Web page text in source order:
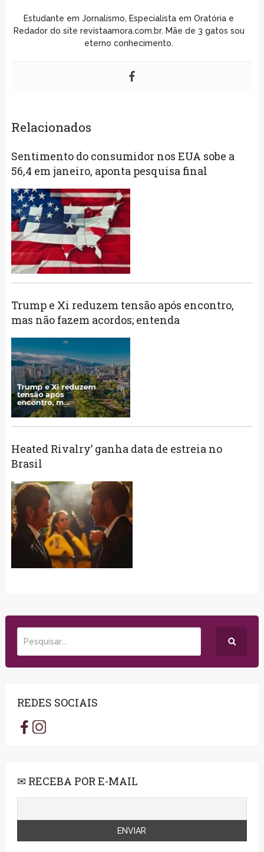
Estudante em Jornalismo, Especialista em Oratória e
Redador do site revistaamora.com.br. Mãe de 3 gatos sou
eterno conhecimento.
Relacionados
Sentimento do consumidor nos EUA sobe a
56,4 em janeiro, aponta pesquisa final
Trump e Xi reduzem tensão após encontro,
mas não fazem acordos; entenda
Heated Rivalry’ ganha data de estreia no
Brasil
REDES SOCIAIS
✉ RECEBA POR E-MAIL